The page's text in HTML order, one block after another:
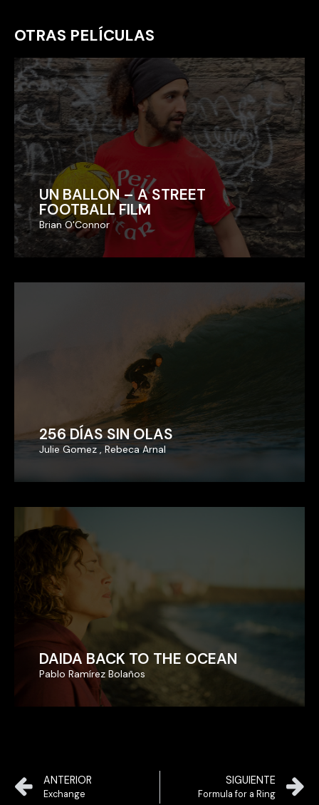
OTRAS PELÍCULAS
UN BALLON – A STREET
FOOTBALL FILM
Brian O'Connor
UN BALLON – A STREET
FOOTBALL FILM
Brian O'Connor
256 DÍAS SIN OLAS
Julie Gomez , Rebeca Arnal
256 DÍAS SIN OLAS
Julie Gomez , Rebeca Arnal
DAIDA BACK TO THE OCEAN
Pablo Ramírez Bolaños
DAIDA BACK TO THE OCEAN
Pablo Ramírez Bolaños
ANTERIOR
Exchange
SIGUIENTE
Formula for a Ring